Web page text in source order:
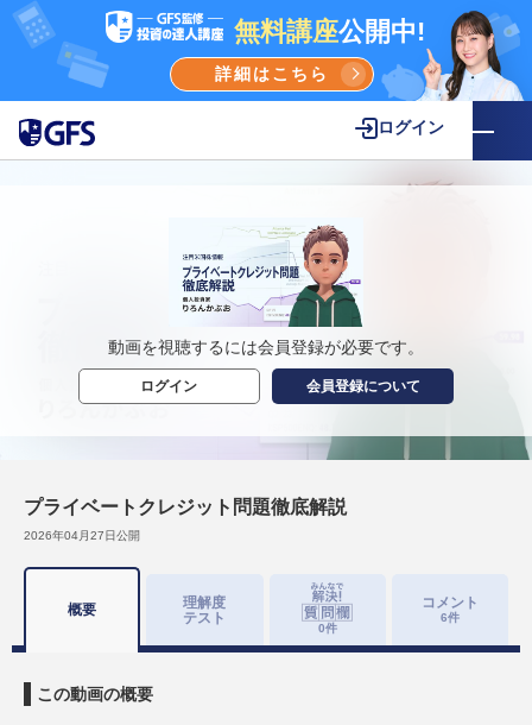
無料講座公開中!
詳細はこちら
ログイン
動画を視聴するには会員登録が必要です。
ログイン 会員登録について
プライベートクレジット問題徹底解説
2026年04月27日公開
概要
理解度
テスト
0件
コメント
6件
この動画の概要